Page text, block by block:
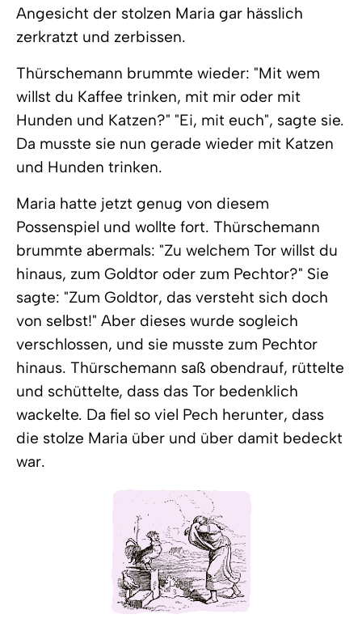
Angesicht der stolzen Maria gar hässlich
zerkratzt und zerbissen.
Thürschemann brummte wieder: "Mit wem
willst du Kaffee trinken, mit mir oder mit
Hunden und Katzen?" "Ei, mit euch", sagte sie.
Da musste sie nun gerade wieder mit Katzen
und Hunden trinken.
Maria hatte jetzt genug von diesem
Possenspiel und wollte fort. Thürschemann
brummte abermals: "Zu welchem Tor willst du
hinaus, zum Goldtor oder zum Pechtor?" Sie
sagte: "Zum Goldtor, das versteht sich doch
von selbst!" Aber dieses wurde sogleich
verschlossen, und sie musste zum Pechtor
hinaus. Thürschemann saß obendrauf, rüttelte
und schüttelte, dass das Tor bedenklich
wackelte. Da fiel so viel Pech herunter, dass
die stolze Maria über und über damit bedeckt
war.